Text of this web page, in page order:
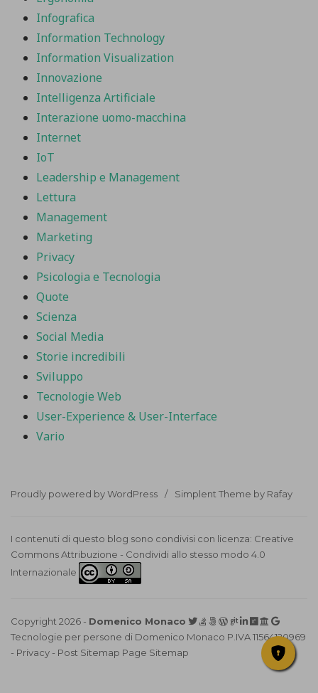
Infografica
Information Technology
Information Visualization
Innovazione
Intelligenza Artificiale
Interazione uomo-macchina
Internet
IoT
Leadership e Management
Lettura
Management
Marketing
Privacy
Psicologia e Tecnologia
Quote
Scienza
Social Media
Storie incredibili
Sviluppo
Tecnologie Web
User-Experience & User-Interface
Vario
Proudly powered by WordPress Simplent Theme by Rafay
I contenuti di questo blog sono condivisi con licenza: Creative
Commons Attribuzione - Condividi allo stesso modo 4.0
Internazionale
Copyright 2026 - Domenico Monaco
Tecnologie per persone di Domenico Monaco P.IVA 11564120969
- Privacy - Post Sitemap Page Sitemap